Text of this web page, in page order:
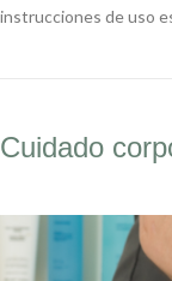
instrucciones de uso
Cuidado